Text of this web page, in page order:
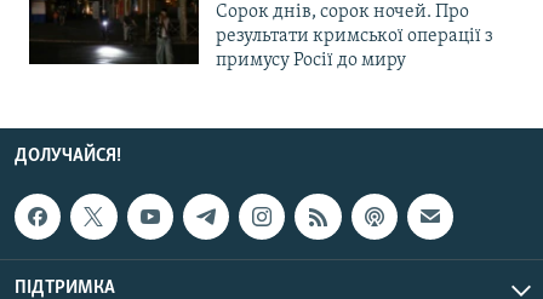
Сорок днів, сорок ночей. Про
результати кримської операції з
примусу Росії до миру
ДОЛУЧАЙСЯ!
ПІДТРИМКА